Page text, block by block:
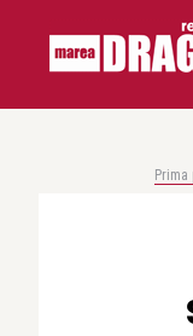
Prima